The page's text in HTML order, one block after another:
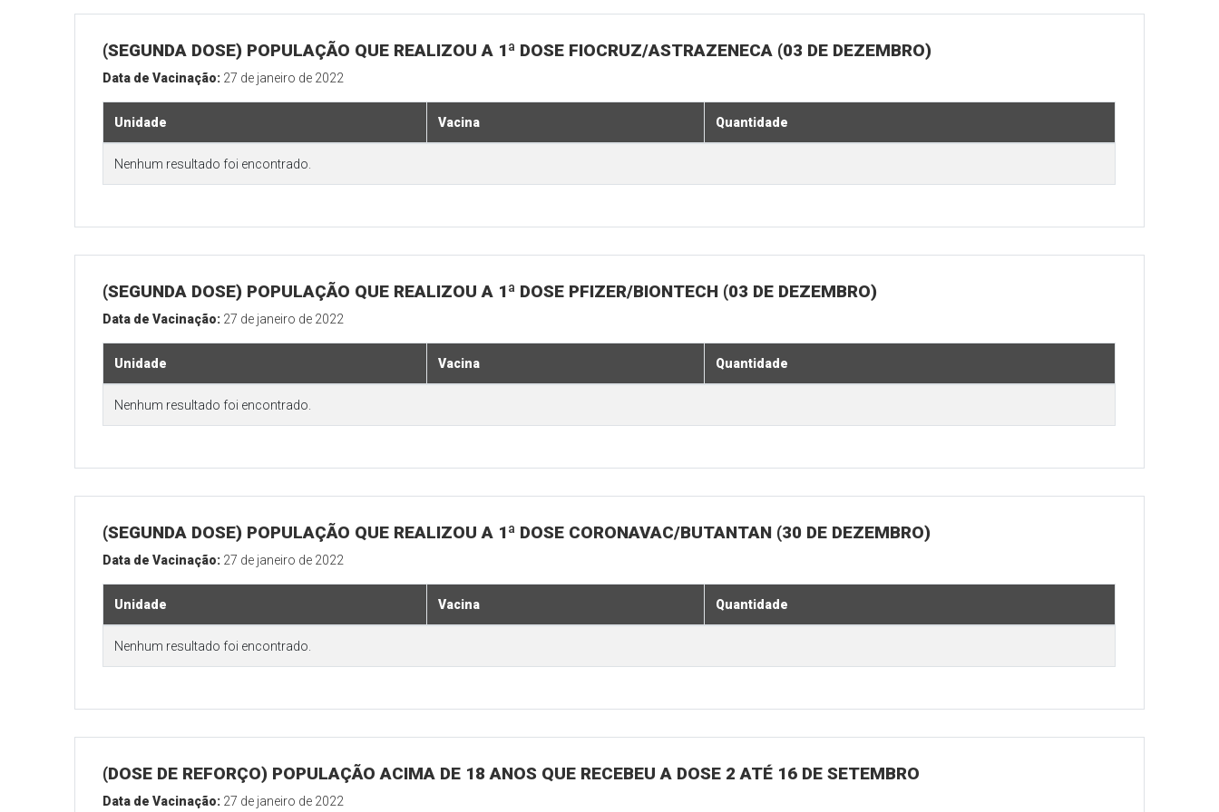
(SEGUNDA DOSE) POPULAÇÃO QUE REALIZOU A 1ª DOSE FIOCRUZ/ASTRAZENECA (03 DE DEZEMBRO)
Data de Vacinação: 27 de janeiro de 2022
Unidade Vacina Quantidade
Nenhum resultado foi encontrado.
(SEGUNDA DOSE) POPULAÇÃO QUE REALIZOU A 1ª DOSE PFIZER/BIONTECH (03 DE DEZEMBRO)
Data de Vacinação: 27 de janeiro de 2022
Unidade Vacina Quantidade
Nenhum resultado foi encontrado.
(SEGUNDA DOSE) POPULAÇÃO QUE REALIZOU A 1ª DOSE CORONAVAC/BUTANTAN (30 DE DEZEMBRO)
Data de Vacinação: 27 de janeiro de 2022
Unidade Vacina Quantidade
Nenhum resultado foi encontrado.
(DOSE DE REFORÇO) POPULAÇÃO ACIMA DE 18 ANOS QUE RECEBEU A DOSE 2 ATÉ 16 DE SETEMBRO
Data de Vacinação: 27 de janeiro de 2022